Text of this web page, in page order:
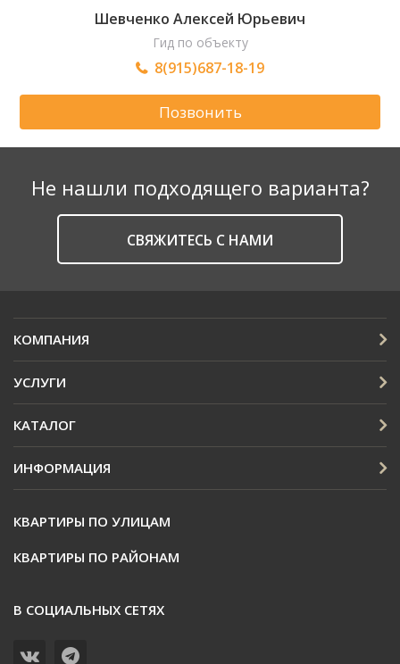
Шевченко Алексей Юрьевич
Гид по объекту
8(915)687-18-19
Позвонить
Не нашли подходящего варианта?
CВЯЖИТЕСЬ С НАМИ
КОМПАНИЯ
УСЛУГИ
КАТАЛОГ
ИНФОРМАЦИЯ
КВАРТИРЫ ПО УЛИЦАМ
КВАРТИРЫ ПО РАЙОНАМ
В СОЦИАЛЬНЫХ СЕТЯХ